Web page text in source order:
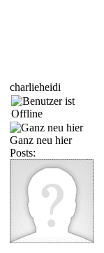
charlieheidi
Ganz neu hier
Posts: